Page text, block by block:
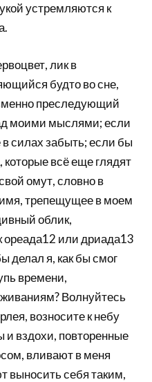
устремляются к
лик в
будто во сне,
преследующий
моими мыслями; если
силах забыть; если бы
всё еще глядят
омут, словно в
трепещущее в моем
облик,
ореада12 или дриада13
делал я, как бы смог
времени,
Волнуйтесь
возносите к небу
вздохи, повторенные
вливают в меня
выносить себя таким,